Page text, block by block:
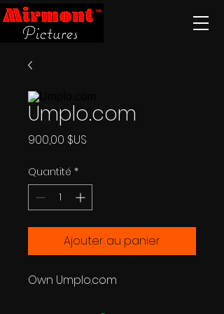
Umplo.com
900,00 $US
Quantité *
Ajouter au panier
Own Umplo.com